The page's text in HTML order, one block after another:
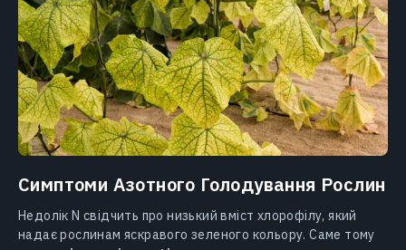
Симптоми Азотного Голодування Рослин
Недолік N свідчить про низький вміст хлорофілу, який
надає рослинам яскравого зеленого кольору. Саме тому